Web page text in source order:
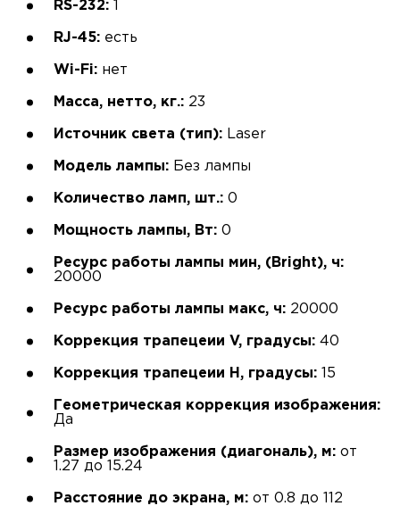
RS-232:
RJ-45: есть
Wi-Fi: нет
Масса, нетто, кг.: 23
Источник света (тип): Laser
Модель лампы: Без лампы
Количество ламп, шт.: 0
Мощность лампы, Вт: 0
Ресурс работы лампы мин, (Bright), ч:
20000
Ресурс работы лампы макс, ч: 20000
Коррекция трапецеии V, градусы: 40
Коррекция трапецеии H, градусы: 15
Геометрическая коррекция изображения:
Да
Размер изображения (диагональ), м: от
1.27 до 15.24
Расстояние до экрана, м: от 0.8 до 112